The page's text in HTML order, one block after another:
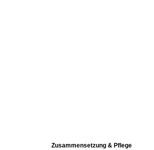
Zusammensetzung & Pflege